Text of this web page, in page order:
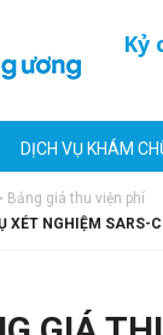
Kỷ
DỊCH VỤ KHÁM
Bảng giá thu viện phí
XÉT NGHIỆM